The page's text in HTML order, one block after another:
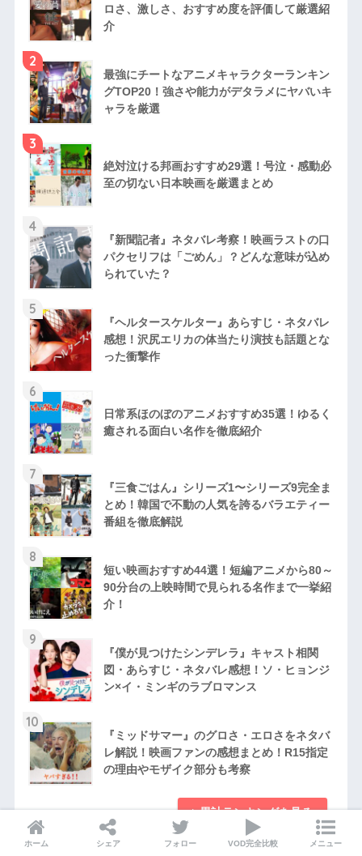
ロさ、激しさ、おすすめ度を評価して厳選紹
介
2
最強にチートなアニメキャラクターランキン
グTOP20！強さや能力がデタラメにヤバいキ
ャラを厳選
3
絶対泣ける邦画おすすめ29選！号泣・感動必
至の切ない日本映画を厳選まとめ
4
『新聞記者』ネタバレ考察！映画ラストの口
パクセリフは「ごめん」？どんな意味が込め
られていた？
5
『ヘルタースケルター』あらすじ・ネタバレ
感想！沢尻エリカの体当たり演技も話題とな
った衝撃作
6
日常系ほのぼのアニメおすすめ35選！ゆるく
癒される面白い名作を徹底紹介
7
『三食ごはん』シリーズ1〜シリーズ9完全ま
とめ！韓国で不動の人気を誇るバラエティー
番組を徹底解説
8
短い映画おすすめ44選！短編アニメから80～
90分台の上映時間で見られる名作まで一挙紹
介！
9
『僕が見つけたシンデレラ』キャスト相関
図・あらすじ・ネタバレ感想！ソ・ヒョンジ
ン×イ・ミンギのラブロマンス
10
『ミッドサマー』のグロさ・エロさをネタバ
レ解説！映画ファンの感想まとめ！R15指定
の理由やモザイク部分も考察
累計ランキングを見る
ホーム シェア フォロー VOD完全比較 メニュー